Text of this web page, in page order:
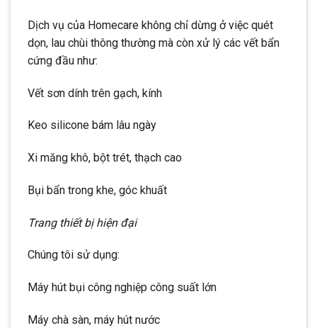
Dịch vụ của Homecare không chỉ dừng ở việc quét
dọn, lau chùi thông thường mà còn xử lý các vết bẩn
cứng đầu như:
Vết sơn dính trên gạch, kính
Keo silicone bám lâu ngày
Xi măng khô, bột trét, thạch cao
Bụi bẩn trong khe, góc khuất
Trang thiết bị hiện đại
Chúng tôi sử dụng:
Máy hút bụi công nghiệp công suất lớn
Máy chà sàn, máy hút nước